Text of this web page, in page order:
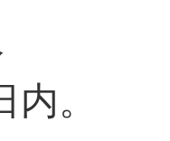
。